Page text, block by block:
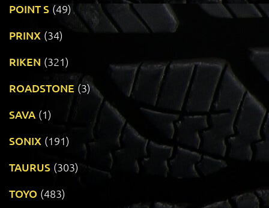
POINT S (49)
PRINX (34)
RIKEN (321)
ROADSTONE (3)
SAVA (1)
SONIX (191)
TAURUS (303)
TOYO (483)